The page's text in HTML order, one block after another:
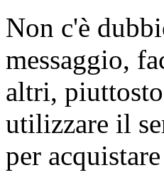
Non c'è
messaggio,
altri,
utilizzare il
per